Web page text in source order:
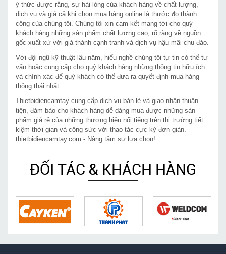
ý thức được rằng, sự hài lòng của khách hàng về chất lượng,
dịch vụ và giá cả khi chọn mua hàng online là thước đo thành
công của chúng tôi. Chúng tôi xin cam kết mang tới cho quý
khách hàng những sản phẩm chất lượng cao, rõ ràng về nguồn
gốc xuất xứ với giá thành cạnh tranh và dịch vụ hậu mãi chu đáo.
Với đội ngũ kỹ thuật lâu năm, hiểu nghề chúng tôi tự tin có thể tư
vấn hoặc cung cấp cho quý khách hàng những thông tin hữu ích
và chính xác để quý khách có thể đưa ra quyết định mua hàng
thông thái nhất.
Thietbidiencamtay cung cấp dịch vụ bán lẻ và giao nhận thuận
tiện, đảm bảo cho khách hàng dễ dàng mua được những sản
phẩm giá rẻ của những thương hiệu nổi tiếng trên thị trường tiết
kiệm thời gian và công sức với thao tác cực kỳ đơn giản.
thietbidiencamtay.com - Nâng tầm sự lựa chọn!
ĐỐI TÁC & KHÁCH HÀNG